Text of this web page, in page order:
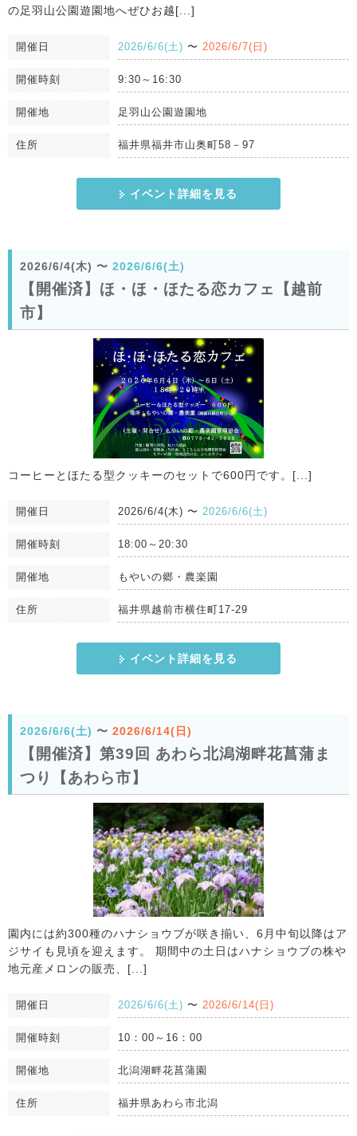
の足羽山公園遊園地へぜひお越[...]
開催日 2026/6/6(土) 〜 2026/6/7(日)
開催時刻 9:30～16:30
開催地 足羽山公園遊園地
住所 福井県福井市山奥町58－97
イベント詳細を見る
2026/6/4(木) 〜 2026/6/6(土)
【開催済】ほ・ほ・ほたる恋カフェ【越前
市】
コーヒーとほたる型クッキーのセットで600円です。[...]
開催日 2026/6/4(木) 〜 2026/6/6(土)
開催時刻 18:00～20:30
開催地 もやいの郷・農楽園
住所 福井県越前市横住町17-29
イベント詳細を見る
2026/6/6(土) 〜 2026/6/14(日)
【開催済】第39回 あわら北潟湖畔花菖蒲ま
つり【あわら市】
園内には約300種のハナショウブが咲き揃い、6月中旬以降はア
ジサイも見頃を迎えます。 期間中の土日はハナショウブの株や
地元産メロンの販売、[...]
開催日 2026/6/6(土) 〜 2026/6/14(日)
開催時刻 10：00～16：00
開催地 北潟湖畔花菖蒲園
住所 福井県あわら市北潟